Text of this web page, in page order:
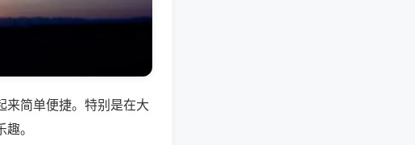
来简单便捷。特别是在大
。